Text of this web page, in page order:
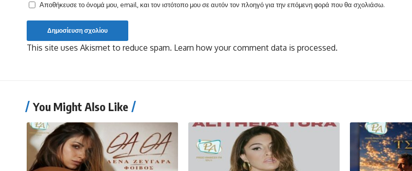
Αποθήκευσε το όνομά μου, email, και τον ιστότοπο μου σε αυτόν τον πλοηγό για την επόμενη φορά που θα σχολιάσω.
This site uses Akismet to reduce spam. Learn how your comment data is processed.
You Might Also Like